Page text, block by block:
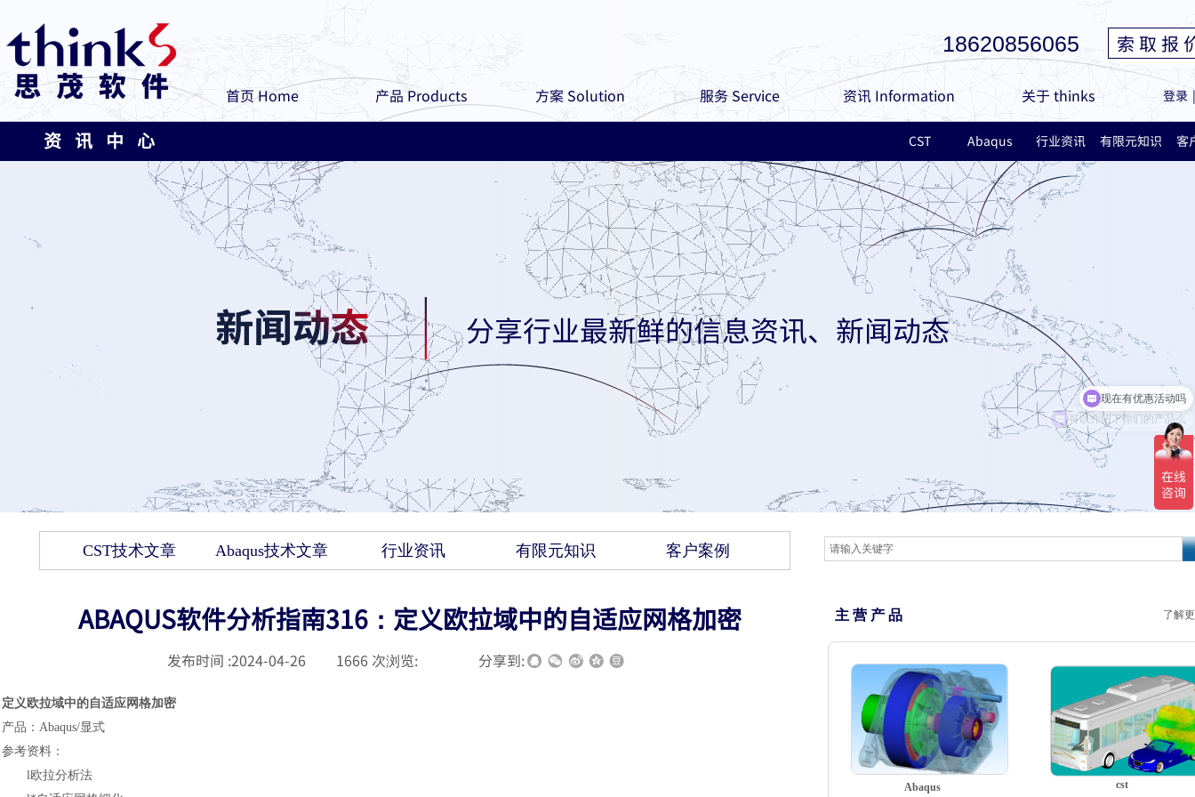
18620856065
登录 |
索 取 报
首页 Home 产品 Products 方案 Solution 服务 Service 资讯 Information 关于 thinks
分享行业最新鲜的信息资讯、新闻动态
资 讯 中 心 CST Abaqus 行业资讯 有限元知识 客
CST技术文章 Abaqus技术文章 行业资讯 有限元知识 客户案例
ABAQUS软件分析指南316：定义欧拉域中的自适应网格加密
发布时间 :2024-04-26 1666 次浏览: 分享到:
定义欧拉域中的自适应网格加密
产品 ： Abaqus/显式
参考资料 ：
l欧拉分析法
主 营 产 品 了解
cst
Abaqus
可以介绍下你们的产品么
现在有优惠活动吗